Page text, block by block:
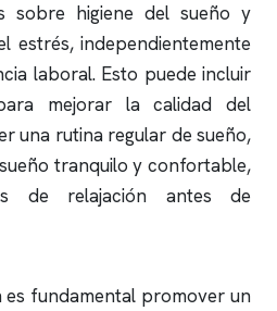
sobre higiene del sueño y
estrés, independientemente
laboral. Esto puede incluir
mejorar la calidad del
una rutina regular de sueño,
tranquilo y confortable,
de relajación antes de
es fundamental promover un